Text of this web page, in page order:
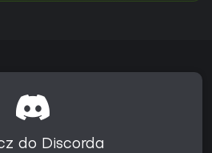
do Discorda